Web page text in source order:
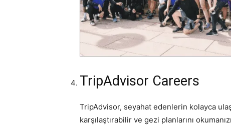
TripAdvisor Careers
TripAdvisor, seyahat edenlerin kolayca
karşılaştırabilir ve gezi planlarını